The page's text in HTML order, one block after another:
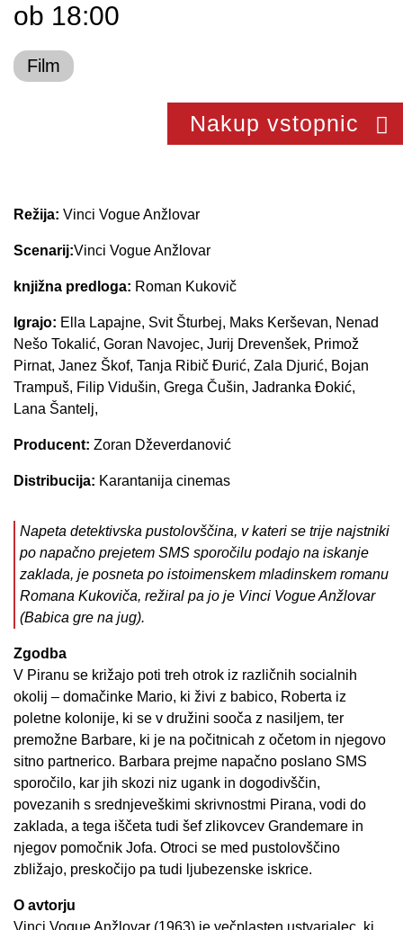
ob 18:00
Film
Nakup vstopnic
Režija: Vinci Vogue Anžlovar
Scenarij:Vinci Vogue Anžlovar
knjižna predloga: Roman Kukovič
Igrajo: Ella Lapajne, Svit Šturbej, Maks Kerševan, Nenad
Nešo Tokalić, Goran Navojec, Jurij Drevenšek, Primož
Pirnat, Janez Škof, Tanja Ribič Đurić, Zala Djurić, Bojan
Trampuš, Filip Vidušin, Grega Čušin, Jadranka Đokić,
Lana Šantelj,
Producent: Zoran Dževerdanović
Distribucija: Karantanija cinemas
Napeta detektivska pustolovščina, v kateri se trije najstniki
po napačno prejetem SMS sporočilu podajo na iskanje
zaklada, je posneta po istoimenskem mladinskem romanu
Romana Kukoviča, režiral pa jo je Vinci Vogue Anžlovar
(Babica gre na jug).
Zgodba
V Piranu se križajo poti treh otrok iz različnih socialnih
okolij – domačinke Mario, ki živi z babico, Roberta iz
poletne kolonije, ki se v družini sooča z nasiljem, ter
premožne Barbare, ki je na počitnicah z očetom in njegovo
sitno partnerico. Barbara prejme napačno poslano SMS
sporočilo, kar jih skozi niz ugank in dogodivščin,
povezanih s srednjeveškimi skrivnostmi Pirana, vodi do
zaklada, a tega iščeta tudi šef zlikovcev Grandemare in
njegov pomočnik Jofa. Otroci se med pustolovščino
zbližajo, preskočijo pa tudi ljubezenske iskrice.
O avtorju
Vinci Vogue Anžlovar (1963) je večplasten ustvarjalec, ki